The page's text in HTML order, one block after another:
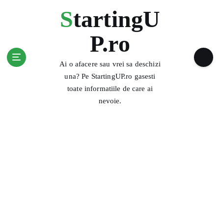
StartingU
P.ro
Ai o afacere sau vrei sa deschizi
una? Pe StartingUP.ro gasesti
toate informatiile de care ai
nevoie.